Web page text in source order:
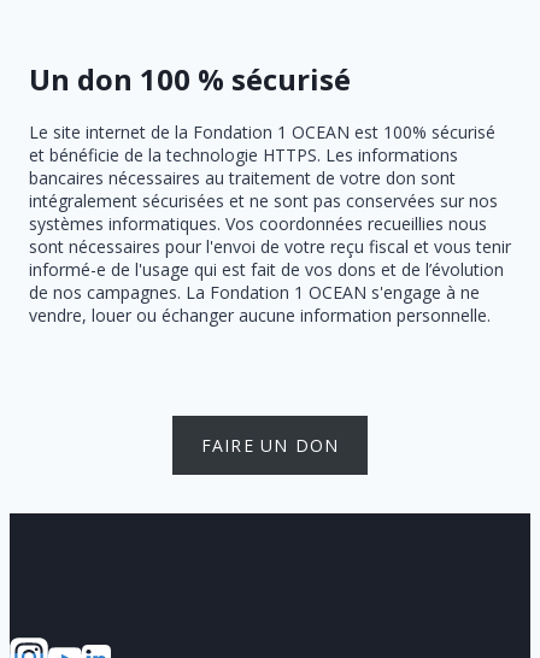
Un don 100 % sécurisé
Le site internet de la Fondation 1 OCEAN est 100% sécurisé
et bénéficie de la technologie HTTPS. Les informations
bancaires nécessaires au traitement de votre don sont
intégralement sécurisées et ne sont pas conservées sur nos
systèmes informatiques. Vos coordonnées recueillies nous
sont nécessaires pour l'envoi de votre reçu fiscal et vous tenir
informé-e de l'usage qui est fait de vos dons et de l’évolution
de nos campagnes. La Fondation 1 OCEAN s'engage à ne
vendre, louer ou échanger aucune information personnelle.
FAIRE UN DON